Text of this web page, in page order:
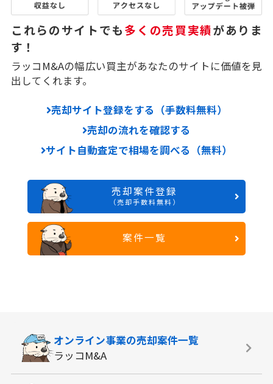
これらのサイトでも多くの売買実績がありま
す！
ラッコM&Aの幅広い買主があなたのサイトに価値を見
出してくれます。
売却サイト登録をする（手数料無料）
売却の流れを確認する
サイト自動査定で相場を調べる（無料）
売却案件登録
（売却手数料無料）
案件一覧
オンライン事業の売却案件一覧
ラッコM&A